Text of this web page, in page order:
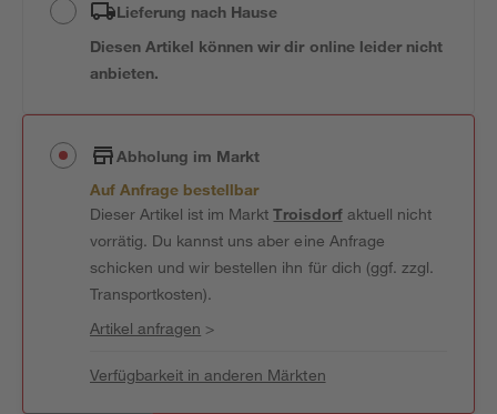
Lieferung nach Hause
Diesen Artikel können wir dir online leider nicht
anbieten.
Abholung im Markt
Auf Anfrage bestellbar
Dieser Artikel ist im MarktTroisdorfaktuell nicht
vorrätig. Du kannst uns aber eine Anfrage
schicken und wir bestellen ihn für dich (ggf. zzgl.
Transportkosten).
Artikel anfragen >
Verfügbarkeit in anderen Märkten